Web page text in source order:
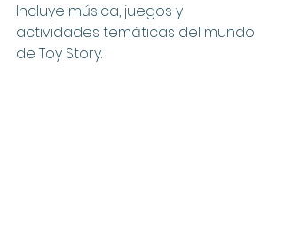
Incluye música, juegos y
actividades temáticas del mundo
de Toy Story.